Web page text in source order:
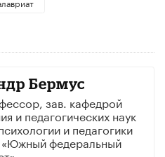
Бермус
зав. кафедрой
и педагогических наук
и педагогики
федеральный